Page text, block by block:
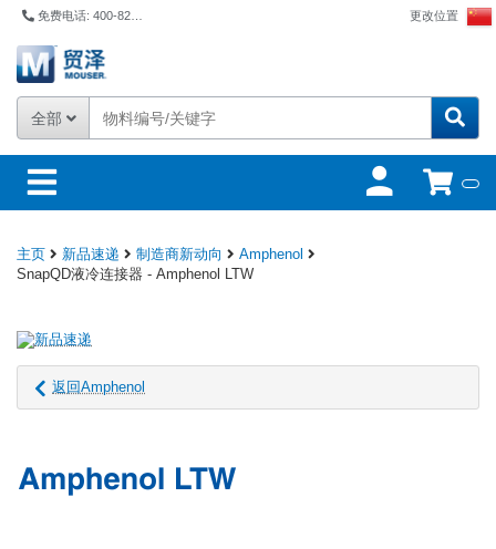
免费电话: 400-821-6111 更改位置
全部
主页 新品速递 制造商新动向
Amphenol
SnapQD液冷连接器 - Amphenol LTW
返回Amphenol